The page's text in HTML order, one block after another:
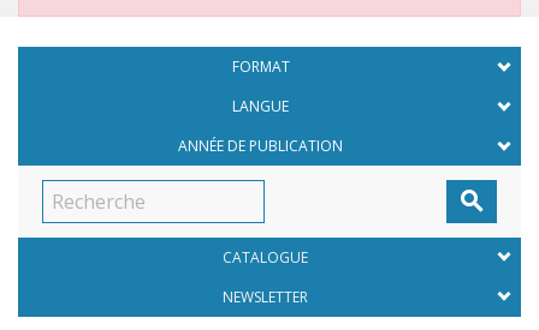
FORMAT
LANGUE
ANNÉE DE PUBLICATION

CATALOGUE
NEWSLETTER